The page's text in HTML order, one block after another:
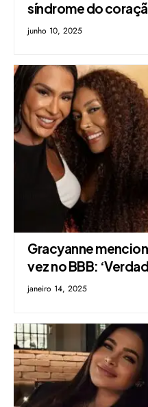
síndrome do
junho 10, 2025
Gracyanne
vez no BBB:
janeiro 14, 2025